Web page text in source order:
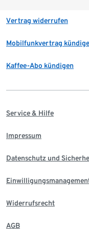
Vertrag widerrufen
Mobilfunkvertrag
Kaffee-Abo kündigen
Service & Hilfe
Impressum
Datenschutz und
Widerrufsrecht
AGB